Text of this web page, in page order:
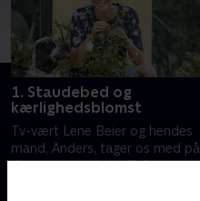
1. Staudebed og
kærlighedsblomst
Tv-vært Lene Beier og hendes
mand, Anders, tager os med på
den grønne rejse i villahaven,